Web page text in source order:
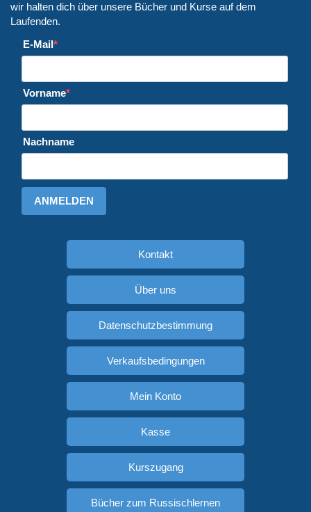
wir halten dich über unsere Bücher und Kurse auf dem
Laufenden.
E-Mail
Vorname
Nachname
ANMELDEN
Kontakt
Über uns
Datenschutzbestimmung
Verkaufsbedingungen
Mein Konto
Kasse
Kurszugang
Bücher zum Russischlernen